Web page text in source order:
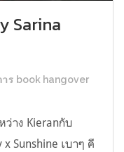
Sarina
ร book hangover
ว่าง Kieranกับ
Sunshine เบาๆ คี